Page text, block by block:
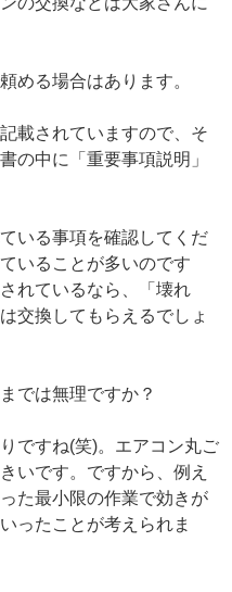
る場合はあります。
載されていますので、そ
の中に「重要事項説明」
いる事項を確認してくだ
いることが多いのです
れているなら、「壊れ
交換してもらえるでしょ
では無理ですか？
ですね(笑)。エアコン丸ご
いです。ですから、例え
た最小限の作業で効きが
ったことが考えられま